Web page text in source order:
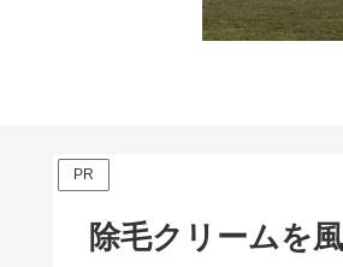
PR
除毛クリームを